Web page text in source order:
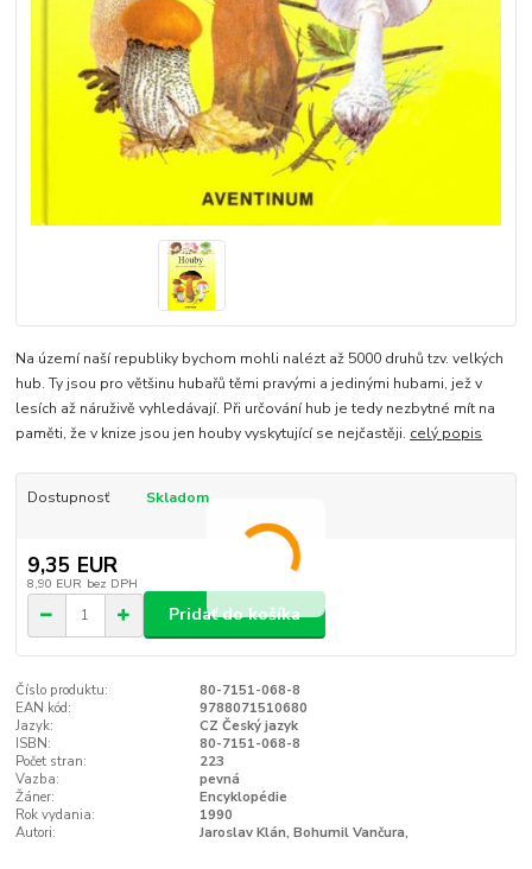
Na území naší republiky bychom mohli nalézt až 5000 druhů tzv. velkých
hub. Ty jsou pro většinu hubařů těmi pravými a jedinými hubami, jež v
lesích až náruživě vyhledávají. Při určování hub je tedy nezbytné mít na
paměti, že v knize jsou jen houby vyskytující se nejčastěji. celý popis
Dostupnosť Skladom
9,35 EUR
8,90 EUR bez DPH
Pridať do košíka
Číslo produktu:
80-7151-068-8
EAN kód:
9788071510680
Jazyk:
CZ Český jazyk
ISBN:
80-7151-068-8
Počet stran:
223
Vazba:
pevná
Žáner:
Encyklopédie
Rok vydania:
1990
Autori:
Jaroslav Klán, Bohumil Vančura,